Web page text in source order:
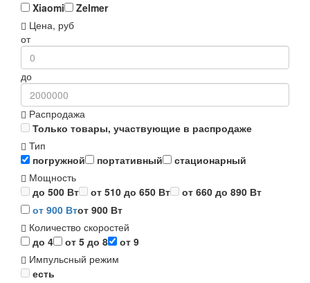
Xiaomi
Zelmer
Цена, руб
от
до
Распродажа
Только товары, участвующие в распродаже
Тип
погружной
портативный
стационарный
Мощность
до 500 Вт
от 510 до 650 Вт
от 660 до 890 Вт
от 900 Втот 900 Вт
Количество скоростей
до 4
от 5 до 8
от 9
Импульсный режим
есть